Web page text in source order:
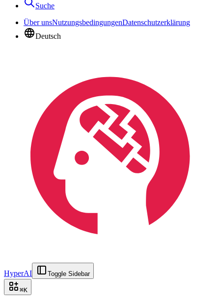
Suche
Über unsNutzungsbedingungenDatenschutzerklärung
Deutsch
HyperAI Toggle Sidebar
⌘K